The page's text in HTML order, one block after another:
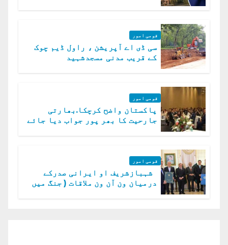
قومی امور
سی ڈی اے آپریشن ، راول ڈیم چوک
کے قریب مدنی مسجدشہید
قومی امور
پاکستان واضح کرچکا.بھارتی
جارحیت کا بھر پور جواب دیا جائے
قومی امور
شہبازشریف او ایرانی صدرکے
درمیان ون آن ون ملاقات ( جنگ میں